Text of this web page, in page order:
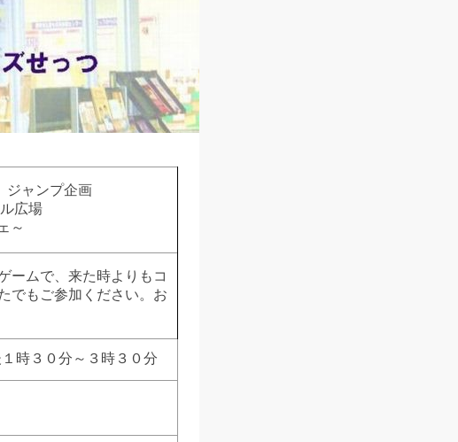
ャンプ企画
広場
～
ームで、来た時よりもコ
でもご参加ください。お
時３０分～３時３０分